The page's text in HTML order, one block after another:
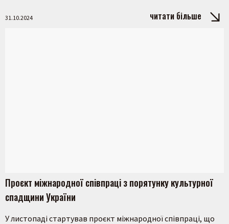
31.10.2024 читати більше
Проєкт міжнародної співпраці з порятунку культурної
спадщини України
У листопаді стартував проєкт міжнародної співпраці, що